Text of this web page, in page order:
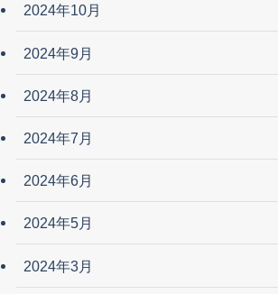
2024年10月
2024年9月
2024年8月
2024年7月
2024年6月
2024年5月
2024年3月